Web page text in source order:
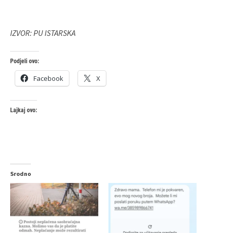
IZVOR: PU ISTARSKA
Podjeli ovo:
Facebook X
Lajkaj ovo:
Srodno